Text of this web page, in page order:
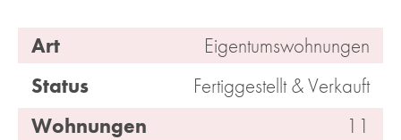
Art
Eigentumswohnungen
Status
Fertiggestellt & Verkauft
Wohnungen
11